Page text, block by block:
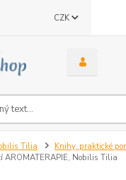
CZK
Tilia
Knihy, praktické
AROMATERAPIE, Nobilis Tilia